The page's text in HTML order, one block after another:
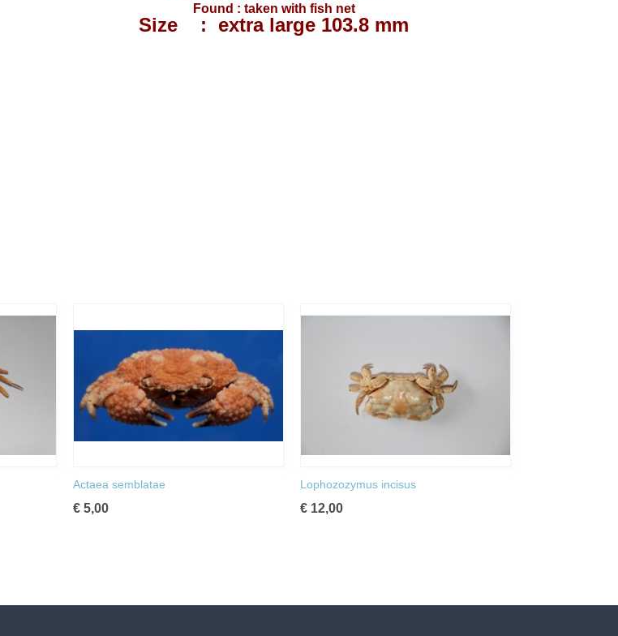
Found : taken with fish net
Size : extra large 103.8 mm
Actaea semblatae
€ 5,00
Lophozozymus incisus
€ 12,00